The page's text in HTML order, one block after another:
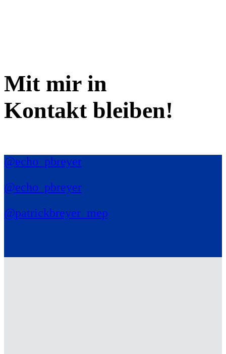
Mit mir in
Kontakt bleiben!
@echo_pbreyer
@echo_pbreyer
@patrickbreyer_mep